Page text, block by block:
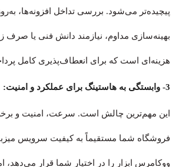
پیچیده‌تر می‌شود. بررسی تداخل افزونه‌ها،
بهینه‌سازی مداوم، نیازمند دانش فنی یا
هزینه‌ای است که برای انعطاف‌پذیری کامل
3- وابستگی به هاستینگ برای عملکرد و امنیت:
فروشگاه شما مستقیماً به کیفیت سرویس
ووکامرس ابزار را در اختیار شما قرار می‌دهد،